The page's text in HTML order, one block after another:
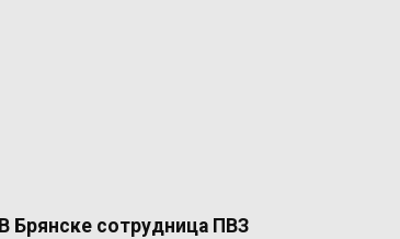
В Брянске сотрудница ПВЗ